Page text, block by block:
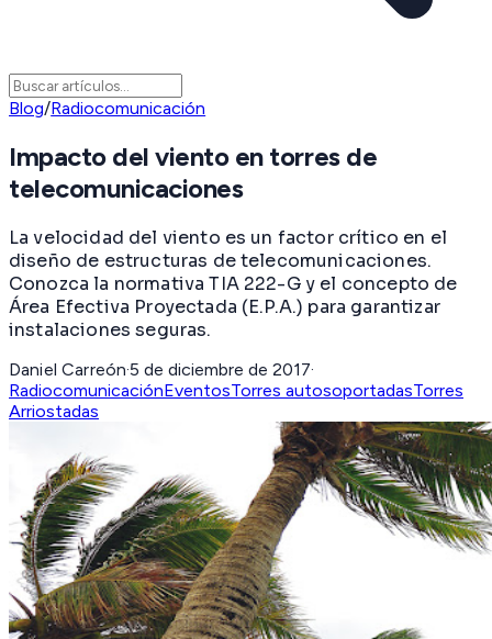
Blog/Radiocomunicación
Impacto del viento en torres de
telecomunicaciones
La velocidad del viento es un factor crítico en el
diseño de estructuras de telecomunicaciones.
Conozca la normativa TIA 222-G y el concepto de
Área Efectiva Proyectada (E.P.A.) para garantizar
instalaciones seguras.
Daniel Carreón·5 de diciembre de 2017·
RadiocomunicaciónEventosTorres autosoportadasTorres
Arriostadas